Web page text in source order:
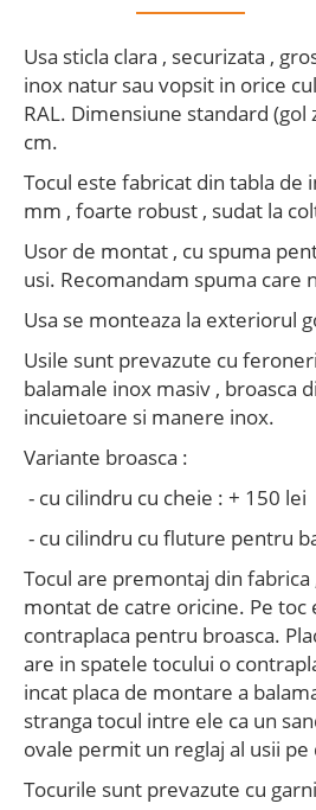
Usa sticla clara , securizata ,
inox natur sau vopsit in orice
RAL. Dimensiune standard (gol
cm.
Tocul este fabricat din tabla de
mm , foarte robust , sudat la
Usor de montat , cu spuma
usi. Recomandam spuma care
Usa se monteaza la exteriorul
Usile sunt prevazute cu
balamale inox masiv , broasca
incuietoare si manere inox.
Variante broasca :
- cu cilindru cu cheie : + 150 lei
- cu cilindru cu fluture pentru
Tocul are premontaj din
montat de catre oricine. Pe toc
contraplaca pentru broasca.
are in spatele tocului o
incat placa de montare a
stranga tocul intre ele ca un
ovale permit un reglaj al usii
Tocurile sunt prevazute cu